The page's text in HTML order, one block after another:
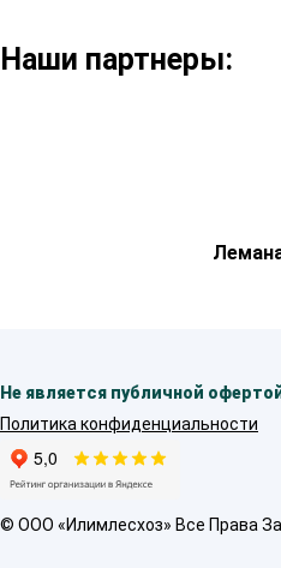
Наши партнеры:
Не является публичной
Политика конфиденциальности
© OOO «Илимлесхоз» Все Права